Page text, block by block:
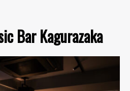
Bar Kagurazaka